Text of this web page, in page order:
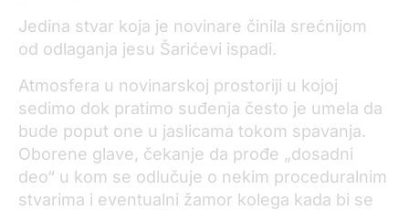
Jedina stvar koja je novinare činila srećnijom
od odlaganja jesu Šarićevi ispadi.
Atmosfera u novinarskoj prostoriji u kojoj
sedimo dok pratimo suđenja često je umela da
bude poput one u jaslicama tokom spavanja.
Oborene glave, čekanje da prođe „dosadni
deo“ u kom se odlučuje o nekim proceduralnim
stvarima i eventualni žamor kolega kada bi se